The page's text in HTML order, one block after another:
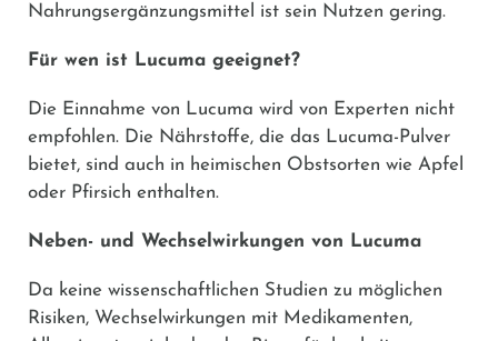
Nahrungsergänzungsmittel ist sein Nutzen gering.
Für wen ist Lucuma geeignet?
Die Einnahme von Lucuma wird von Experten nicht
empfohlen. Die Nährstoffe, die das Lucuma-Pulver
bietet, sind auch in heimischen Obstsorten wie Apfel
oder Pfirsich enthalten.
Neben- und Wechselwirkungen von Lucuma
Da keine wissenschaftlichen Studien zu möglichen
Risiken, Wechselwirkungen mit Medikamenten,